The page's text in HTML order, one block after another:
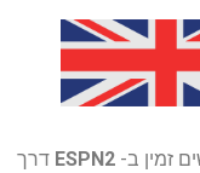
זמין ב- ESPN2 דרך